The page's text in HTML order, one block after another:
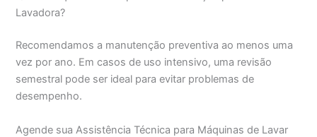
Lavadora?
Recomendamos a manutenção preventiva ao menos uma
vez por ano. Em casos de uso intensivo, uma revisão
semestral pode ser ideal para evitar problemas de
desempenho.
Agende sua Assistência Técnica para Máquinas de Lavar